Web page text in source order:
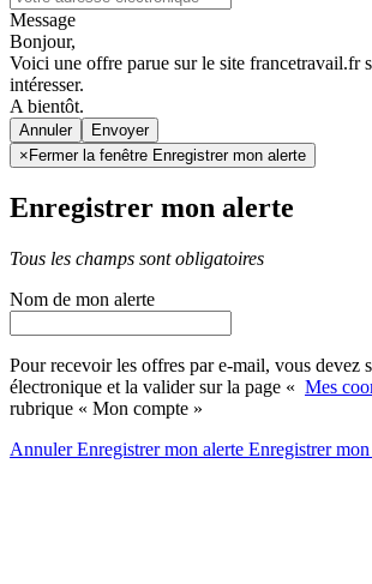
Message
Bonjour,
Voici une offre parue sur le site francetravail.fr
intéresser.
A bientôt.
Annuler
× Fermer la fenêtre Enregistrer mon alerte
Enregistrer mon alerte
Tous les champs sont obligatoires
Nom de mon alerte
Pour recevoir les offres par e-mail, vous devez
électronique et la valider sur la page « Mes
rubrique « Mon compte »
AnnulerEnregistrer mon alerte Enregistrermon